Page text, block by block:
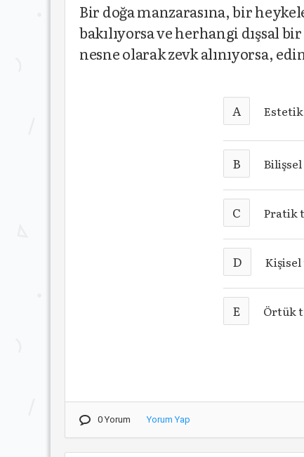
Bir doğa manzarasına, bir
bakılıyorsa ve herhangi dışsal
nesne olarak zevk alınıyorsa,
A
B
C Pratik
D
E Örtük
0 Yorum Yorum Yap